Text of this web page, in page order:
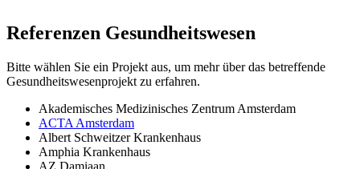
Referenzen Gesundheitswesen
Bitte wählen Sie ein Projekt aus, um mehr über das betreffende
Gesundheitswesenprojekt zu erfahren.
Akademisches Medizinisches Zentrum Amsterdam
ACTA Amsterdam
Albert Schweitzer Krankenhaus
Amphia Krankenhaus
AZ Damiaan